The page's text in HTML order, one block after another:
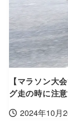
【マラソン大
グ走の時に注
2024年10月